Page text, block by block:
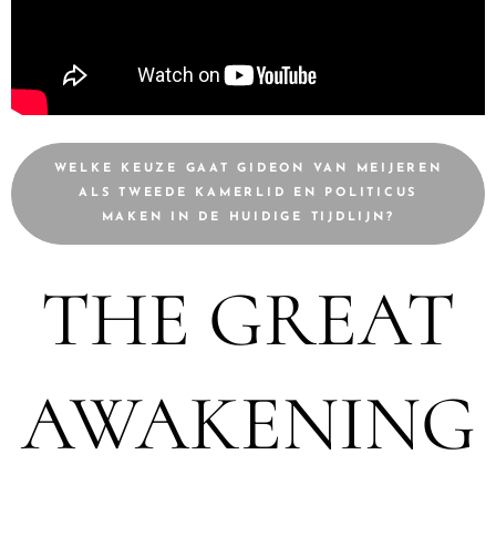
WELKE KEUZE GAAT GIDEON VAN MEIJEREN
ALS TWEEDE KAMERLID EN POLITICUS
MAKEN IN DE HUIDIGE TIJDLIJN?
THE GREAT
AWAKENING